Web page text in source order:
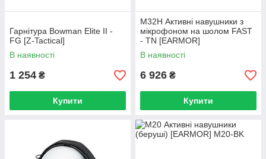
Гарнітура Bowman Elite II -
FG [Z-Tactical]
В наявності
1 254 ₴
Купити
M32H Активні навушники з
мікрофоном на шолом FAST
- TN [EARMOR]
В наявності
6 926 ₴
Купити